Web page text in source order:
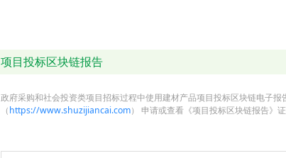
项目投标区块链报告
政府采购和社会投资类项目招标过程中使用建材产品项目投标区块链电子
（https://www.shuzijiancai.com） 申请或查看《项目投标区块链报告》证